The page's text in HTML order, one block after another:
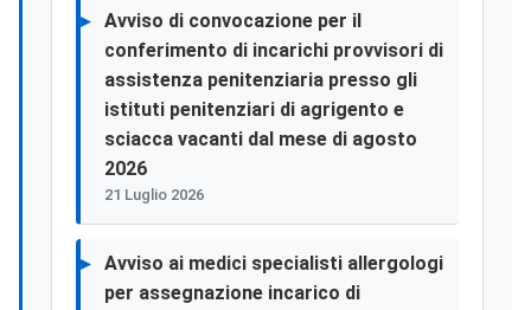
Avviso di convocazione per il
conferimento di incarichi provvisori di
assistenza penitenziaria presso gli
istituti penitenziari di agrigento e
sciacca vacanti dal mese di agosto
2026
21 Luglio 2026
Avviso ai medici specialisti allergologi
per assegnazione incarico di